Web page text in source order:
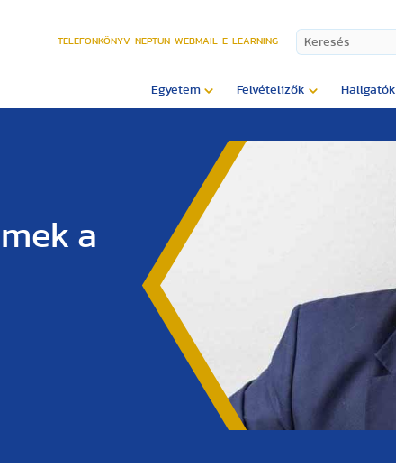
TELEFONKÖNYV NEPTUN WEBMAIL E-LEARNING
Egyetem Felvételizők Hallgatók
a